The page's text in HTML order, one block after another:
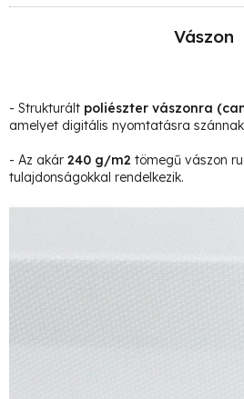
Vászon
- Strukturált poliészter vászonra
amelyet digitális nyomtatásra
- Az akár 240 g/m2 tömegű vászon
tulajdonságokkal rendelkezik.